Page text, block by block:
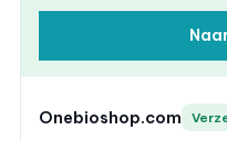
Onebioshop.com